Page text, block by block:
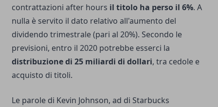
contrattazioni after hours il titolo ha perso il 6%. A
nulla è servito il dato relativo all'aumento del
dividendo trimestrale (pari al 20%). Secondo le
previsioni, entro il 2020 potrebbe esserci la
distribuzione di 25 miliardi di dollari, tra cedole e
acquisto di titoli.
Le parole di Kevin Johnson, ad di Starbucks